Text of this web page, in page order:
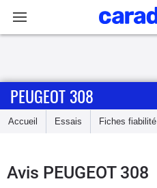
Accueil
Essais
PEUGEOT 308
Accueil Essais Fiches fiabilité
Avis PEUGEOT 308